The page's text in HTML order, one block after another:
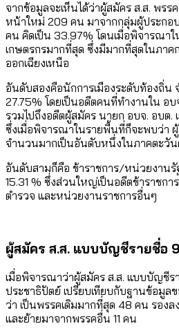
จากข้อมูลจะเห็นได้ว่าผู้สมัคร ส.ส. พร
หน้าใหม่ 209 คน มาจากกลุ่มผู้ประกอ
คน คิดเป็น 33.97% โดนเมื่อพิจารณา
เกษตรกรมากที่สุด ซึ่งมีมากที่สุดในภาค
ออกเฉียงเหนือ
อันดับสองคือนักการเมืองระดับท้องถิ่น
27.75% โดยเป็นอดีตคนที่ทำงานใน อ
รวมไปถึงอดีตผู้สมัคร นายก อบจ. อบต.
ซึ่งเมื่อพิจารณาในรายพื้นที่ก็จะพบว่า
จำนวนมากเป็นอันดับหนึ่งในภาคตะวัน
อันดับสามก็คือ ข้าราชการ/หน่วยงาน
15.31 % ซึ่งส่วนใหญ่เป็นอดีตข้าราชก
ตำรวจ และหน่วยงานราชการอื่นๆ
ผู้สมัคร ส.ส. แบบบัญชีรายชื่อ
เมื่อพิจารณาว่าผู้สมัคร ส.ส. แบบบัญชีร
ประชาธิปัตย์ เปรียบเทียบกับฐานข้อมูล
ว่า เป็นพรรคเดิมมากที่สุด 48 คน รอง
และย้ายมาจากพรรคอื่น 11 คน